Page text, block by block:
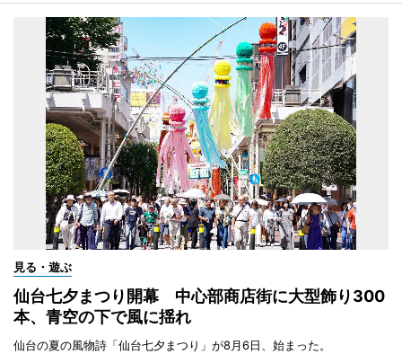
見る・遊ぶ
仙台七夕まつり開幕 中心部商店街に大型飾り300
本、青空の下で風に揺れ
仙台の夏の風物詩「仙台七夕まつり」が8月6日、始まった。